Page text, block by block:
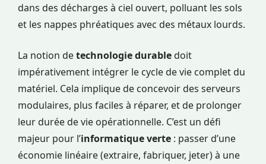
dans des décharges à ciel ouvert, polluant les sols
et les nappes phréatiques avec des métaux lourds.
La notion detechnologie durabledoit
impérativement intégrer le cycle de vie complet du
matériel. Cela implique de concevoir des serveurs
modulaires, plus faciles à réparer, et de prolonger
leur durée de vie opérationnelle. C’est un défi
majeur pour l’informatique verte : passer d’une
économie linéaire (extraire, fabriquer, jeter) à une